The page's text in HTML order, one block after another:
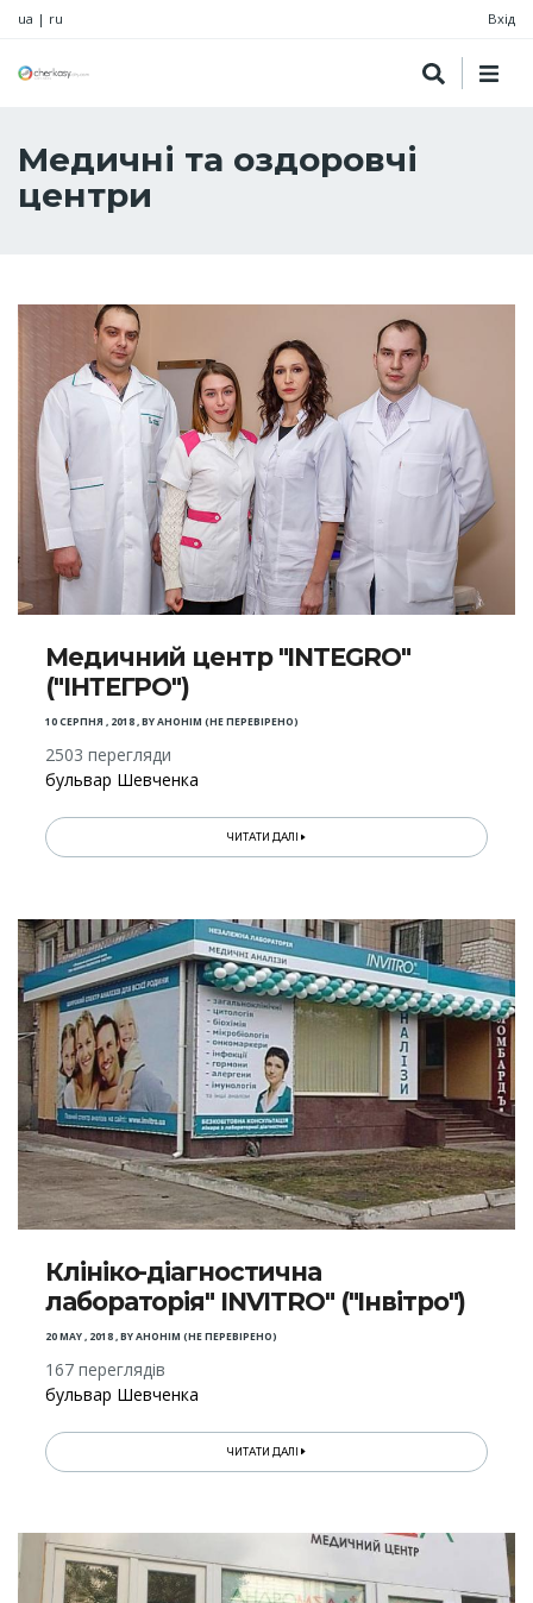
ua | ru Вхід
Медичні та оздоровчі
центри
Медичний центр "INTEGRO"
("ІНТЕГРО")
10 СЕРПНЯ , 2018,BYАНОНІМ (НЕ ПЕРЕВІРЕНО)
2503 перегляди
бульвар Шевченка
ЧИТАТИ ДАЛІ
Клініко-діагностична
лабораторія" INVITRO" ("Інвітро")
20 MAY , 2018,BYАНОНІМ (НЕ ПЕРЕВІРЕНО)
167 переглядів
бульвар Шевченка
ЧИТАТИ ДАЛІ